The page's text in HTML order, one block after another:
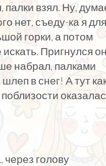
взял. Ну,
нет, съеду-ка я
горки, а потом
Пригнулся
набрал, палками
в снег! А тут
через голову